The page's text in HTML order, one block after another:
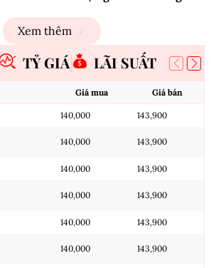
Xem thêm
TỶ GIÁ LÃI SUẤT
Giá mua Giá bán
140,000 143,900
140,000 143,900
140,000 143,900
140,000 143,900
140,000 143,900
140,000 143,900